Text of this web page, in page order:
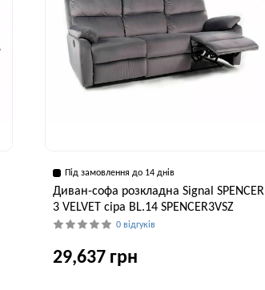
Під замовлення до 14 днів
Диван-софа розкладна Signal SPENCER
3 VELVET сіра BL.14 SPENCER3VSZ
0 відгуків
29,637 грн